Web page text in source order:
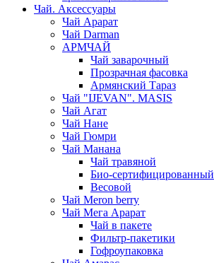
Чай. Аксессуары
Чай Арарат
Чай Darman
АРМЧАЙ
Чай заварочный
Прозрачная фасовка
Армянский Тараз
Чай "IJEVAN". MASIS
Чай Агат
Чай Нане
Чай Гюмри
Чай Манана
Чай травяной
Био-сертифицированный
Весовой
Чай Meron berry
Чай Мега Арарат
Чай в пакете
Фильтр-пакетики
Гофроупаковка